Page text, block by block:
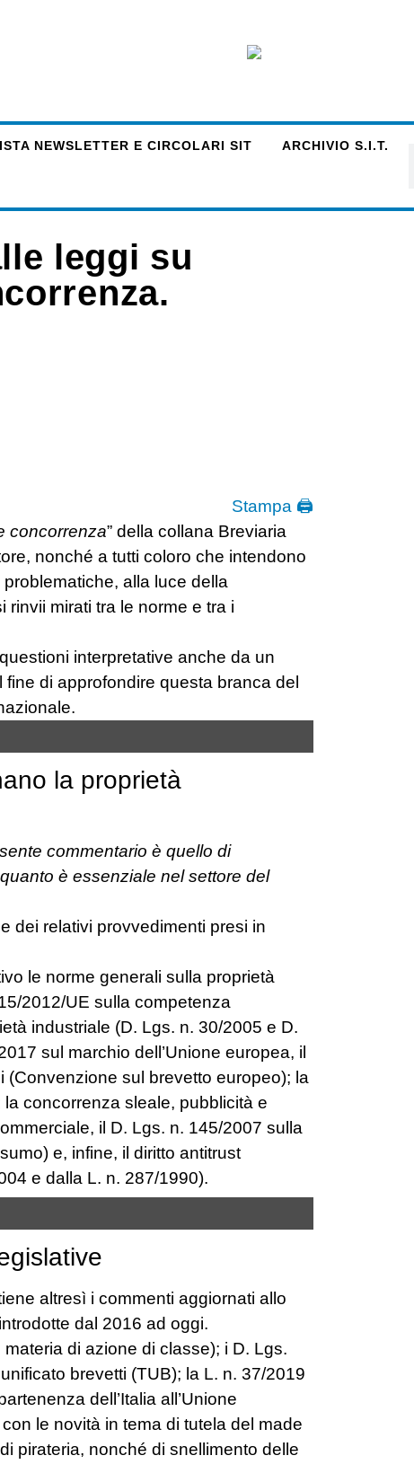
NEWSLETTER E CIRCOLARI SIT ARCHIVIO S.I.T.
leggi su
Stampa 🖨
concorrenza” della collana Breviaria
nonché a tutti coloro che intendono
alla luce della
mirati tra le norme e tra i
interpretative anche da un
fine di approfondire questa branca del
la proprietà
commentario è quello di
è essenziale nel settore del
dei relativi provvedimenti presi in
le norme generali sulla proprietà
2012/UE sulla competenza
industriale (D. Lgs. n. 30/2005 e D.
sul marchio dell’Unione europea, il
(Convenzione sul brevetto europeo); la
concorrenza sleale, pubblicità e
il D. Lgs. n. 145/2007 sulla
e, infine, il diritto antitrust
e dalla L. n. 287/1990).
altresì i commenti aggiornati allo
dal 2016 ad oggi.
di azione di classe); i D. Lgs.
brevetti (TUB); la L. n. 37/2019
dell’Italia all’Unione
le novità in tema di tutela del made
pirateria, nonché di snellimento delle